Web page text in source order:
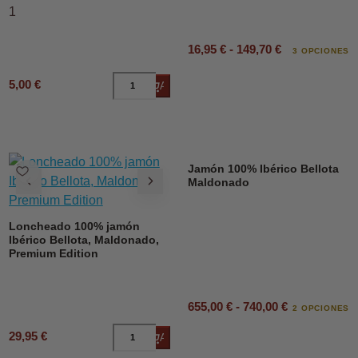
1
5,00 € Añadir al carrito
16,95 € - 149,70 € 3 OPCIONES
Loncheado 100% jamón
Ibérico Bellota, Maldonado,
Premium Edition
29,95 € Añadir al carrito
Jamón 100% Ibérico Bellota
Maldonado
655,00 € - 740,00 € 2 OPCIONES